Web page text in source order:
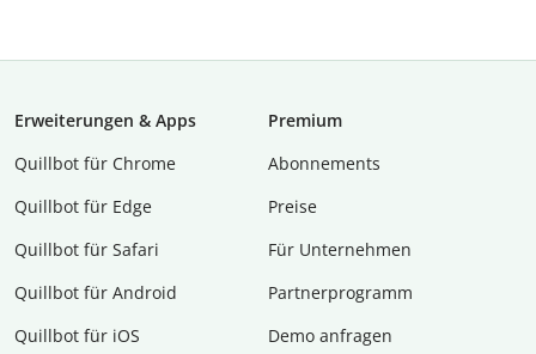
Erweiterungen & Apps
Quillbot für Chrome
Quillbot für Edge
Quillbot für Safari
Quillbot für Android
Quillbot für iOS
Premium
Abon­ne­ments
Preise
Für Unternehmen
Partnerprogramm
Demo anfragen